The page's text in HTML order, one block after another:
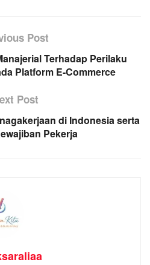
Post
Terhadap Perilaku
Platform E-Commerce
Post
di Indonesia serta
Pekerja